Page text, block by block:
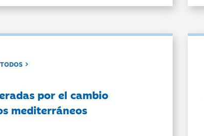
por el cambio
mediterráneos